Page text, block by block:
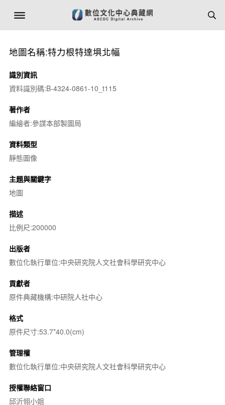
地圖名稱:特力根特達埧北幅
識別資訊
資料識別碼:B-4324-0861-10_t115
著作者
編繪者:參謀本部製圖局
資料類型
靜態圖像
主題與關鍵字
地圖
描述
比例尺:200000
出版者
數位化執行單位:中央研究院人文社會科學研究中心
貢獻者
原件典藏機構:中研院人社中心
格式
原件尺寸:53.7*40.0(cm)
管理權
數位化執行單位:中央研究院人文社會科學研究中心
授權聯絡窗口
邱沂翎小姐